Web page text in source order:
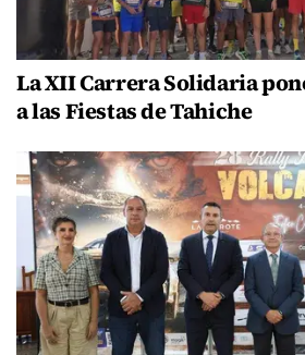
La XII Carrera Solidaria
a las Fiestas de Tahiche